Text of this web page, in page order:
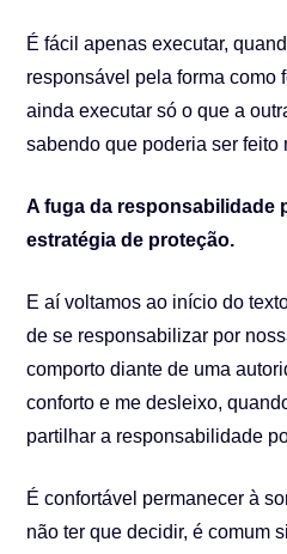
É fácil apenas executar,
responsável pela forma como
ainda executar só o que a
sabendo que poderia ser feito
A fuga da responsabilidade
estratégia de proteção.
E aí voltamos ao início do
de se responsabilizar por
comporto diante de uma
conforto e me desleixo,
partilhar a responsabilidade
É confortável permanecer à
não ter que decidir, é comum